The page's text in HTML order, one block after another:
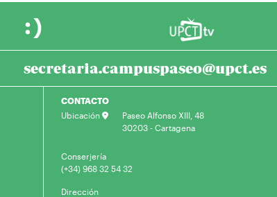
secretaria.campuspaseo@upct.es
CONTACTO
Ubicación
Paseo Alfonso XIII, 48
30203 - Cartagena
Conserjería
(+34) 968 32 54 32
Dirección